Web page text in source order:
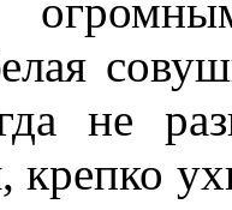
не
крепко